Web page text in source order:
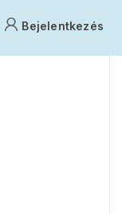
Bejelentkezés